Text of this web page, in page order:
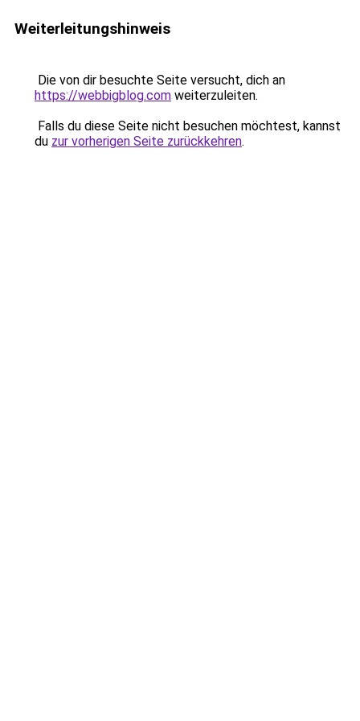
Weiterleitungshinweis
Die von dir besuchte Seite versucht, dich an
https://webbigblog.com weiterzuleiten.
Falls du diese Seite nicht besuchen möchtest, kannst
du zur vorherigen Seite zurückkehren.